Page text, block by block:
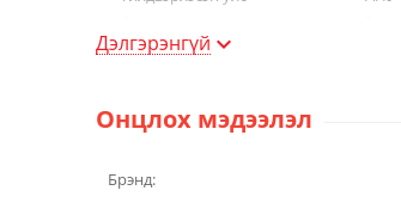
Гаралт 0,5мм
Дэлгэрэнгүй
Онцлох мэдээлэл
Брэнд: